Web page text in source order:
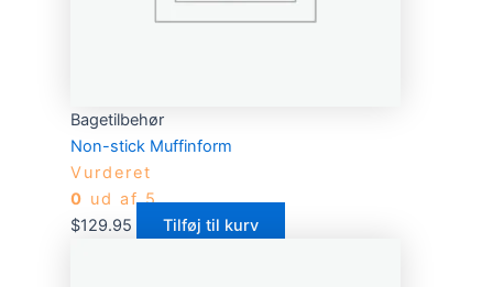
Bagetilbehør
Non-stick Muffinform
Vurderet
0 ud af 5
$129.95 Tilføj til kurv